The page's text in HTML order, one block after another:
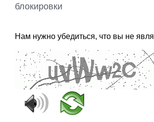
блокировки
Нам нужно убедиться, что вы не